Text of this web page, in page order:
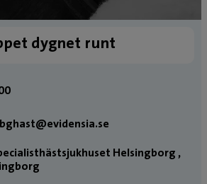
dygnet runt
Helsingborg ,